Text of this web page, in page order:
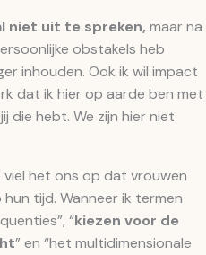
niet uit te spreken, maar na
obstakels heb
inhouden. Ook ik wil impact
dat ik hier op aarde ben met
die hebt. We zijn hier niet
het ons op dat vrouwen
tijd. Wanneer ik termen
“kiezen voor de
” en “het multidimensionale